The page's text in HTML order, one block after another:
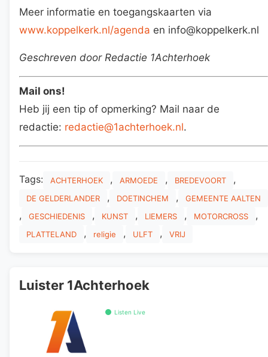
Meer informatie en toegangskaarten via
www.koppelkerk.nl/agenda en info@koppelkerk.nl
Geschreven door Redactie 1Achterhoek
Mail ons!
Heb jij een tip of opmerking? Mail naar de
redactie: redactie@1achterhoek.nl.
Tags: ACHTERHOEK , ARMOEDE , BREDEVOORT ,
DE GELDERLANDER , DOETINCHEM , GEMEENTE AALTEN
, GESCHIEDENIS , KUNST , LIEMERS , MOTORCROSS ,
PLATTELAND , religie , ULFT , VRIJ
Luister 1Achterhoek
Listen Live